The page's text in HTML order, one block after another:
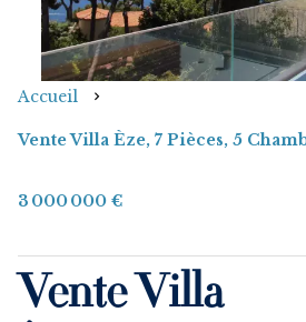
Accueil
Vente Villa Èze, 7 Pièces, 5
3 000 000 €
Vente Villa